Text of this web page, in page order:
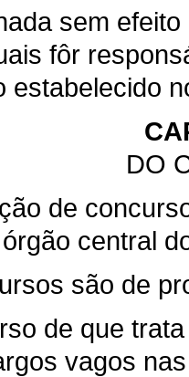
sem
fôr
estabelecido
DO
de
central
são de
de que
vagos